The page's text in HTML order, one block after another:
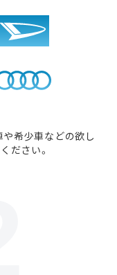
や希少車などの欲し
ださい。